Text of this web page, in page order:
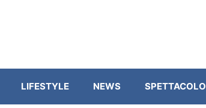
LIFESTYLE NEWS SPETTACOLO